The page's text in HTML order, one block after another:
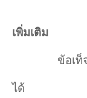
เพิ่มเติม
ข้อเ
ได้